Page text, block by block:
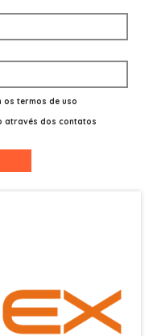
couro
fotocrômico
rebatível
Curtina (laterais e
COLISÃO FRONTAL
REFLETORES
REGULAGEM DE
os termos de uso
através dos contatos